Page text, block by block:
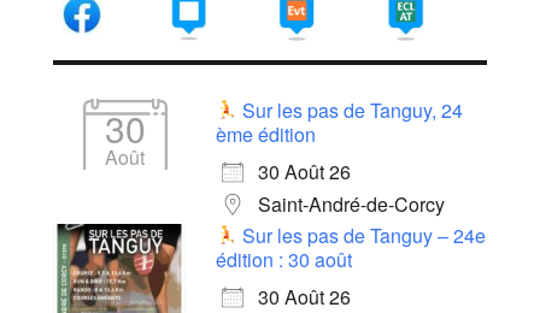
30
Août
Sur les pas de Tanguy, 24
ème édition
30 Août 26
Saint-André-de-Corcy
Sur les pas de Tanguy – 24e
édition : 30 août
30 Août 26